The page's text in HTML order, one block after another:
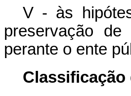
V - às
preservação
perante o ente